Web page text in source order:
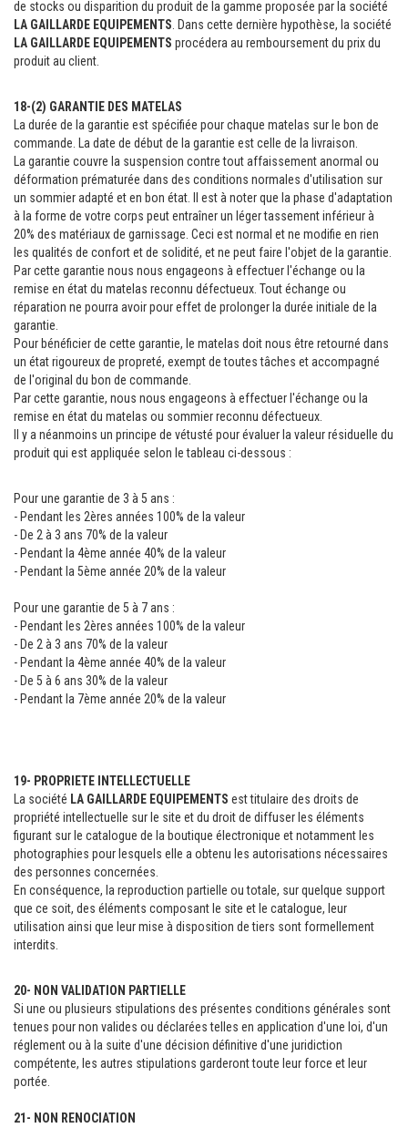
de stocks ou disparition du produit de la gamme proposée par la société
LA GAILLARDE EQUIPEMENTS . Dans cette dernière hypothèse, la société
LA GAILLARDE EQUIPEMENTS procédera au remboursement du prix du
produit au client.
18-(2) GARANTIE DES MATELAS
La durée de la garantie est spécifiée pour chaque matelas sur le bon de
commande. La date de début de la garantie est celle de la livraison.
La garantie couvre la suspension contre tout affaissement anormal ou
déformation prématurée dans des conditions normales d'utilisation sur
un sommier adapté et en bon état. Il est à noter que la phase d'adaptation
à la forme de votre corps peut entraîner un léger tassement inférieur à
20% des matériaux de garnissage. Ceci est normal et ne modifie en rien
les qualités de confort et de solidité, et ne peut faire l'objet de la garantie.
Par cette garantie nous nous engageons à effectuer l'échange ou la
remise en état du matelas reconnu défectueux. Tout échange ou
réparation ne pourra avoir pour effet de prolonger la durée initiale de la
garantie.
Pour bénéficier de cette garantie, le matelas doit nous être retourné dans
un état rigoureux de propreté, exempt de toutes tâches et accompagné
de l'original du bon de commande.
Par cette garantie, nous nous engageons à effectuer l'échange ou la
remise en état du matelas ou sommier reconnu défectueux.
Il y a néanmoins un principe de vétusté pour évaluer la valeur résiduelle du
produit qui est appliquée selon le tableau ci-dessous :
Pour une garantie de 3 à 5 ans :
- Pendant les 2ères années 100% de la valeur
- De 2 à 3 ans 70% de la valeur
- Pendant la 4ème année 40% de la valeur
- Pendant la 5ème année 20% de la valeur
Pour une garantie de 5 à 7 ans :
- Pendant les 2ères années 100% de la valeur
- De 2 à 3 ans 70% de la valeur
- Pendant la 4ème année 40% de la valeur
- De 5 à 6 ans 30% de la valeur
- Pendant la 7ème année 20% de la valeur
19- PROPRIETE INTELLECTUELLE
La société LA GAILLARDE EQUIPEMENTS est titulaire des droits de
propriété intellectuelle sur le site et du droit de diffuser les éléments
figurant sur le catalogue de la boutique électronique et notamment les
photographies pour lesquels elle a obtenu les autorisations nécessaires
des personnes concernées.
En conséquence, la reproduction partielle ou totale, sur quelque support
que ce soit, des éléments composant le site et le catalogue, leur
utilisation ainsi que leur mise à disposition de tiers sont formellement
interdits.
20- NON VALIDATION PARTIELLE
Si une ou plusieurs stipulations des présentes conditions générales sont
tenues pour non valides ou déclarées telles en application d'une loi, d'un
réglement ou à la suite d'une décision définitive d'une juridiction
compétente, les autres stipulations garderont toute leur force et leur
portée.
21- NON RENOCIATION